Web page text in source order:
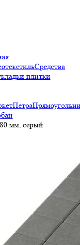
Средства
плитки
Петра
мм, серый